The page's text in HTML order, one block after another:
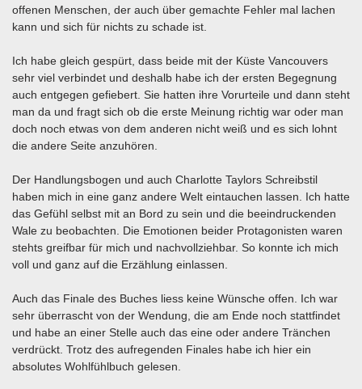
offenen Menschen, der auch über gemachte Fehler mal lachen
kann und sich für nichts zu schade ist.
Ich habe gleich gespürt, dass beide mit der Küste Vancouvers
sehr viel verbindet und deshalb habe ich der ersten Begegnung
auch entgegen gefiebert. Sie hatten ihre Vorurteile und dann steht
man da und fragt sich ob die erste Meinung richtig war oder man
doch noch etwas von dem anderen nicht weiß und es sich lohnt
die andere Seite anzuhören.
Der Handlungsbogen und auch Charlotte Taylors Schreibstil
haben mich in eine ganz andere Welt eintauchen lassen. Ich hatte
das Gefühl selbst mit an Bord zu sein und die beeindruckenden
Wale zu beobachten. Die Emotionen beider Protagonisten waren
stehts greifbar für mich und nachvollziehbar. So konnte ich mich
voll und ganz auf die Erzählung einlassen.
Auch das Finale des Buches liess keine Wünsche offen. Ich war
sehr überrascht von der Wendung, die am Ende noch stattfindet
und habe an einer Stelle auch das eine oder andere Tränchen
verdrückt. Trotz des aufregenden Finales habe ich hier ein
absolutes Wohlfühlbuch gelesen.